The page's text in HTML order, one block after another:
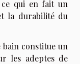
ce qui en fait un
la durabilité du
bain constitue un
les adeptes de